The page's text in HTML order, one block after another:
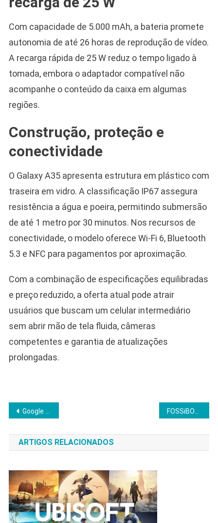
Com capacidade de 5.000 mAh, a bateria promete
autonomia de até 26 horas de reprodução de vídeo.
A recarga rápida de 25 W reduz o tempo ligado à
tomada, embora o adaptador compatível não
acompanhe o conteúdo da caixa em algumas
regiões.
Construção, proteção e
conectividade
O Galaxy A35 apresenta estrutura em plástico com
traseira em vidro. A classificação IP67 assegura
resistência a água e poeira, permitindo submersão
de até 1 metro por 30 minutos. Nos recursos de
conectividade, o modelo oferece Wi-Fi 6, Bluetooth
5.3 e NFC para pagamentos por aproximação.
Com a combinação de especificações equilibradas
e preço reduzido, a oferta atual pode atrair
usuários que buscam um celular intermediário
sem abrir mão de tela fluida, câmeras
competentes e garantia de atualizações
prolongadas.
Navegação
de
Post
Google expande AI Mode e permite perguntas sobre PDFs, imagens e vídeo ao vivo
ARTIGOS RELACIONADOS